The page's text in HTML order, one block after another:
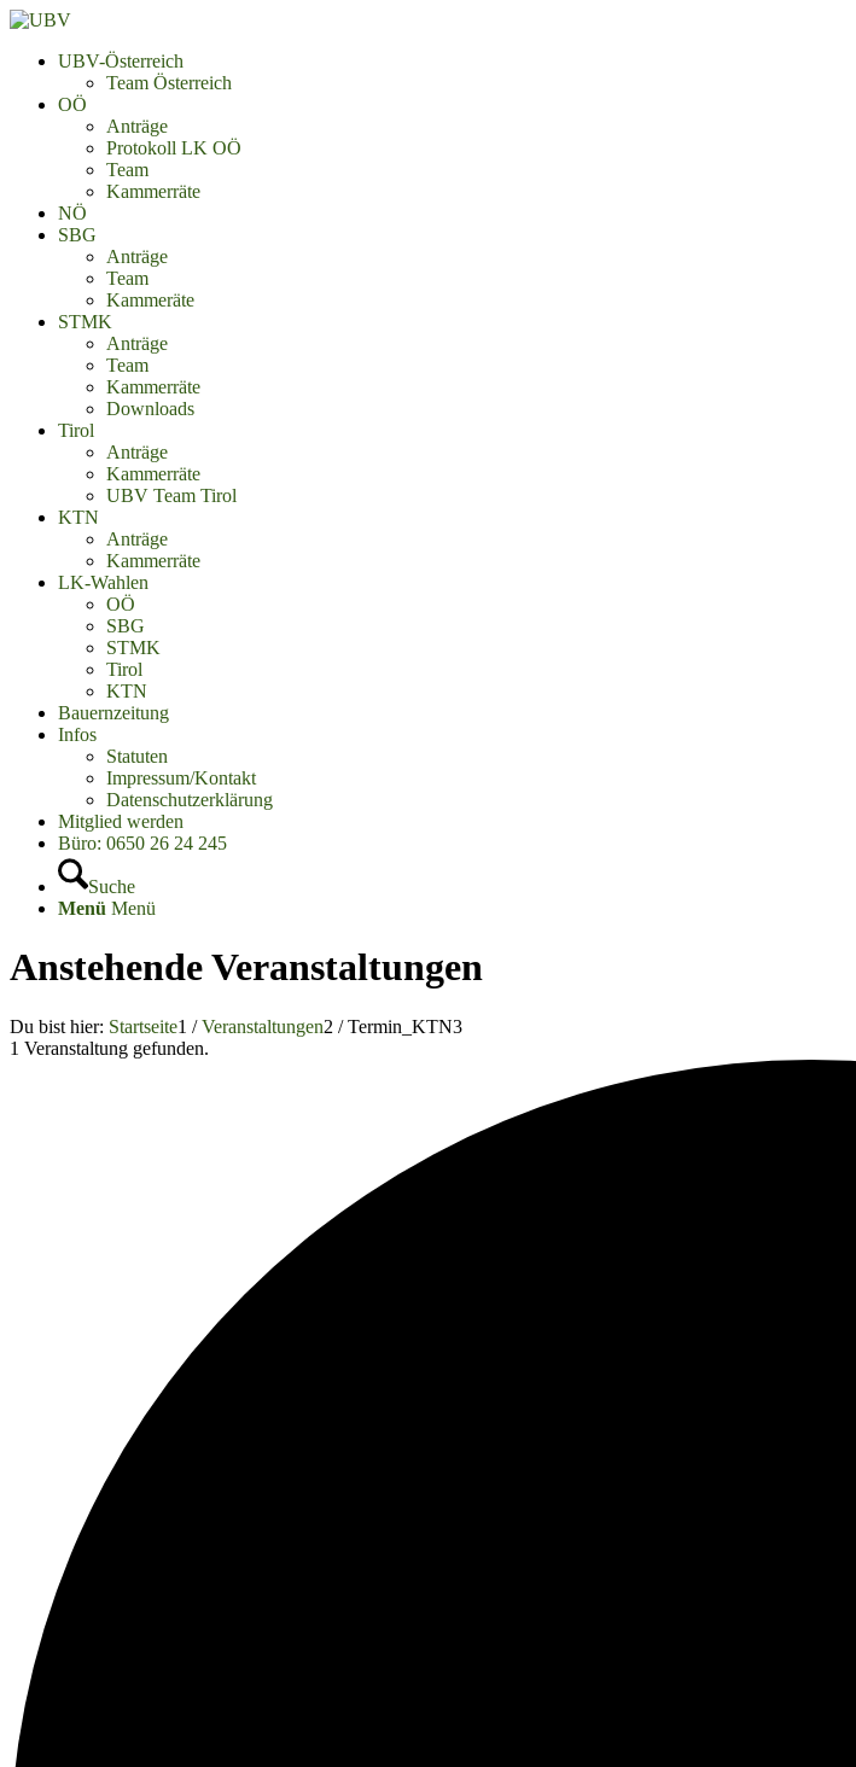
UBV-Österreich
Team Österreich
OÖ
Anträge
Protokoll LK OÖ
Team
Kammerräte
NÖ
SBG
Anträge
Team
Kammeräte
STMK
Anträge
Team
Kammerräte
Downloads
Tirol
Anträge
Kammerräte
UBV Team Tirol
KTN
Anträge
Kammerräte
LK-Wahlen
OÖ
SBG
STMK
Tirol
KTN
Bauernzeitung
Infos
Statuten
Impressum/Kontakt
Datenschutzerklärung
Mitglied werden
Büro: 0650 26 24 245
Suche
Menü Menü
Anstehende Veranstaltungen
Du bist hier: Startseite1 / Veranstaltungen2 / Termin_KTN3
1 Veranstaltung gefunden.